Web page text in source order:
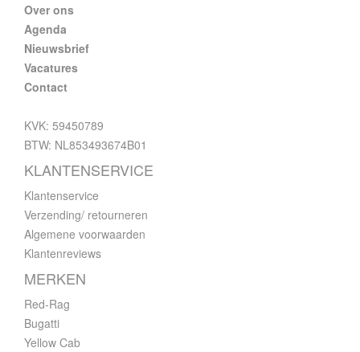
Over ons
Agenda
Nieuwsbrief
Vacatures
Contact
KVK: 59450789
BTW: NL853493674B01
KLANTENSERVICE
Klantenservice
Verzending/ retourneren
Algemene voorwaarden
Klantenreviews
MERKEN
Red-Rag
Bugatti
Yellow Cab